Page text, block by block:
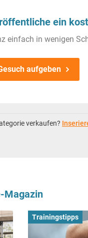
ein
einfach in wenigen
aufgeben
verkaufen?
Magazin
Trainingstipps